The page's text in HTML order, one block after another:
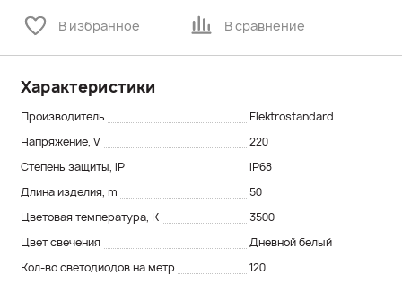
В избранное В сравнение
Характеристики
Производитель
Elektrostandard
Напряжение, V
220
Степень защиты, IP
IP68
Длина изделия, m
50
Цветовая температура, K
3500
Цвет свечения
Дневной белый
Кол-во светодиодов на метр
120